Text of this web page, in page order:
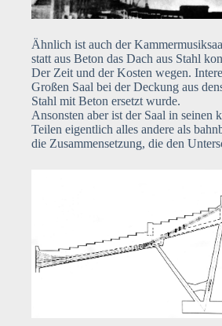
Ähnlich ist auch der
statt aus Beton das Dach aus Stahl
Der Zeit und der Kosten wegen.
Großen Saal bei der Deckung aus
Stahl mit Beton ersetzt wurde.
Ansonsten aber ist der Saal in seinen
Teilen eigentlich alles andere als
die Zusammensetzung, die den